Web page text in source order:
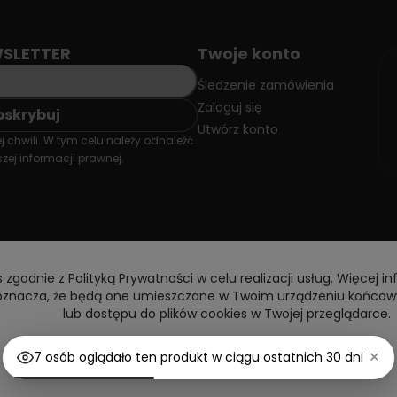
z Polityką Prywatności w celu realizacji usług. Więcej
że będą one umieszczane w Twoim urządzeniu
lub dostępu do plików cookies w Twojej przeglądarce.
Akceptuję Dostosuj ustawienia
chwili. W tym celu należy odnaleźć
informacji prawnej.
Twoje konto
Śledzenie zamówienia
Zaloguj się
Utwórz konto
Copyright © 2026 DoctorVape. All rights reserved
7 osób oglądało ten produkt w ciągu ostatnich 30 dni ×